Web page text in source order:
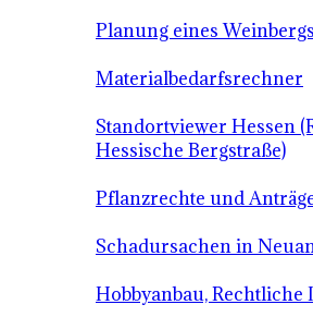
Planung eines Weinbergs
Materialbedarfsrechner
Standortviewer Hessen
Hessische Bergstraße)
Pflanzrechte und
Schadursachen in
Hobbyanbau, Rechtliche